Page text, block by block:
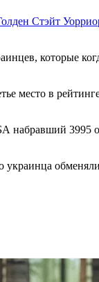
Стэйт
которые
место в
набравший 3995
украинца